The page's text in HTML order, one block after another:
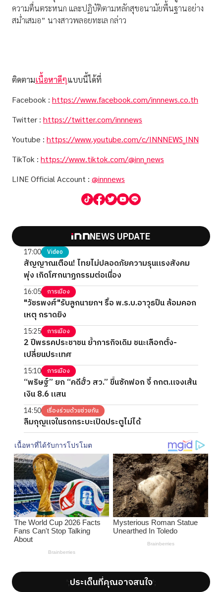
ความตื่นตระหนก และปฏิบัติตามหลักสุขอนามัยพื้นฐานอย่าง
สม่ำเสมอ” นางสาวพลอยทะเล กล่าว
ติดตามเนื้อหาดีๆแบบนี้ได้ที่
Facebook : https://www.facebook.com/innnews.co.th
Twitter : https://twitter.com/innnews
Youtube : https://www.youtube.com/c/INNNEWS_INN
TikTok : https://www.tiktok.com/@inn_news
LINE Official Account : @innnews
NEWS UPDATE
17:00 Video
สัญญาณเตือน! ไทยไม่ปลอดภัยความรุนแรงสังคม
พุ่ง เกิดโศกนาฏกรรมต่อเนื่อง
16:05 การเมือง
"วัชรพงศ์"รับลูกนายกฯ รื้อ พ.ร.บ.อาวุธปืน ล้อมคอก
เหตุ กราดยิง
15:25 การเมือง
2 ปีพรรคประชาชน ย้ำภารกิจเดิม ชนะเลือกตั้ง-
เปลี่ยนประเทศ
15:10 การเมือง
“พริษฐ์” ยก “คดีฮั้ว สว.” ขึ้นซักฟอก จี้ กกต.แจงเส้น
เงิน 8.6 แสน
14:50 เรื่องร่วมด้วยช่วยกัน
ลืมกุญแจในรถกระบะเปิดประตูไม่ได้
';ประเด็นที่คุณอาจสนใจ';